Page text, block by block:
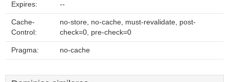
Expires: --
Cache-
Control:
no-store, no-cache, must-revalidate, post-
check=0, pre-check=0
Pragma: no-cache